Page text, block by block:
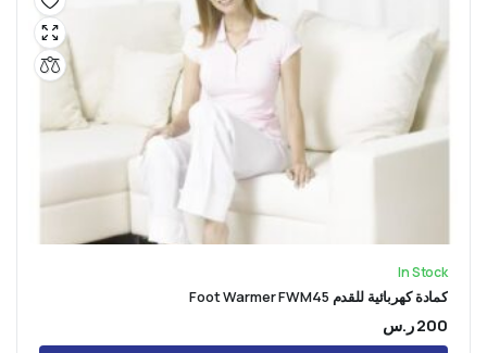
In Stock
كمادة كهربائية للقدم Foot Warmer FWM45
200ر.س